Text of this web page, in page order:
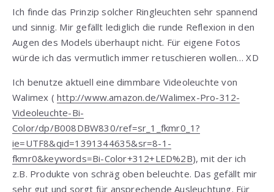
Ich finde das Prinzip solcher Ringleuchten sehr spannend
und sinnig. Mir gefällt lediglich die runde Reflexion in den
Augen des Models überhaupt nicht. Für eigene Fotos
würde ich das vermutlich immer retuschieren wollen… XD
Ich benutze aktuell eine dimmbare Videoleuchte von
Walimex ( http://www.amazon.de/Walimex-Pro-312-
Videoleuchte-Bi-
Color/dp/B008DBW830/ref=sr_1_fkmr0_1?
ie=UTF8&qid=1391344635&sr=8-1-
fkmr0&keywords=Bi-Color+312+LED%2B), mit der ich
z.B. Produkte von schräg oben beleuchte. Das gefällt mir
sehr gut und sorgt für ansprechende Ausleuchtung. Für